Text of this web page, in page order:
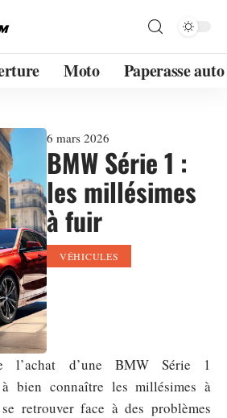
Moto Paperasse auto
6 mars 2026
BMW Série 1 :
les millésimes
à fuir
VÉHICULES
l’achat d’une BMW Série 1
à bien connaître les millésimes à
retrouver face à des problèmes